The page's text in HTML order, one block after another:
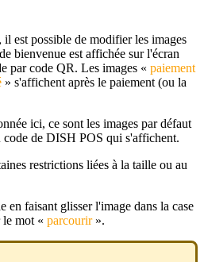
il est possible de modifier les images
bienvenue est affichée sur l'écran
par code QR. Les images « paiement
» s'affichent après le paiement (ou la
ici, ce sont les images par défaut
code de DISH POS qui s'affichent.
restrictions liées à la taille ou au
en faisant glisser l'image dans la case
le mot « parcourir».